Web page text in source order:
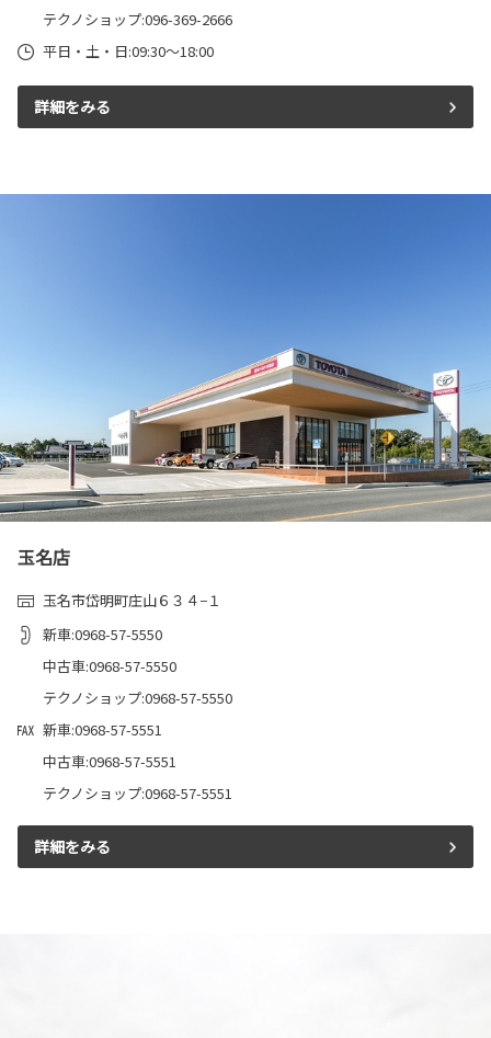
テクノショップ:096-369-2666
平日・土・日:09:30～18:00
詳細をみる
玉名店
玉名市岱明町庄山６３４−１
新車:0968-57-5550
中古車:0968-57-5550
テクノショップ:0968-57-5550
新車:0968-57-5551
中古車:0968-57-5551
テクノショップ:0968-57-5551
詳細をみる